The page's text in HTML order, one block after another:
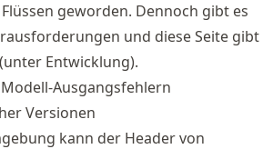
geworden. Dennoch gibt es
und diese Seite gibt
Entwicklung).
Ausgangsfehlern
Versionen
kann der Header von